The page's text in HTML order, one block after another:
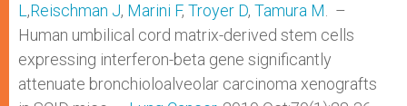
L ,Reischman J, Marini F, Troyer D, Tamura M . –
Human umbilical cord matrix-derived stem cells
expressing interferon-beta gene significantly
attenuate bronchioloalveolar carcinoma xenografts